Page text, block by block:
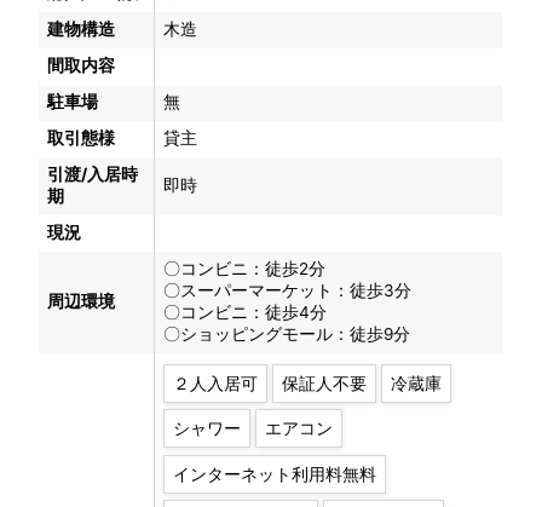
建物構造
木造
間取内容
駐車場
無
取引態様
貸主
引渡/入居時
期
即時
現況
周辺環境
〇コンビニ：徒歩2分
〇スーパーマーケット：徒歩3分
〇コンビニ：徒歩4分
〇ショッピングモール：徒歩9分
２人入居可 保証人不要 冷蔵庫
シャワー エアコン
インターネット利用料無料